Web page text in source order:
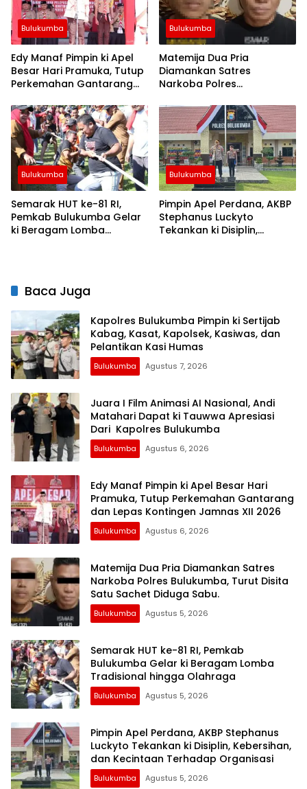
Bulukumba
Edy Manaf Pimpin ki Apel
Besar Hari Pramuka, Tutup
Perkemahan Gantarang
Jamnas XII 2026
Bulukumba
Matemija Dua Pria
Diamankan Satres
Narkoba Polres
Satu Sachet Diduga Sabu.
Bulukumba
Semarak HUT ke-81 RI,
Pemkab Bulukumba Gelar
ki Beragam Lomba
Bulukumba
Pimpin Apel Perdana, AKBP
Stephanus Luckyto
Tekankan ki Disiplin,
Baca Juga
Kapolres Bulukumba Pimpin ki Sertijab
Kabag, Kasat, Kapolsek, Kasiwas, dan
Pelantikan Kasi Humas
Bulukumba Agustus 7, 2026
Juara I Film Animasi AI Nasional, Andi
Matahari Dapat ki Tauwwa Apresiasi
Dari Kapolres Bulukumba
Bulukumba Agustus 6, 2026
Edy Manaf Pimpin ki Apel Besar Hari
Pramuka, Tutup Perkemahan Gantarang
dan Lepas Kontingen Jamnas XII 2026
Bulukumba Agustus 6, 2026
Matemija Dua Pria Diamankan Satres
Narkoba Polres Bulukumba, Turut Disita
Satu Sachet Diduga Sabu.
Bulukumba Agustus 5, 2026
Semarak HUT ke-81 RI, Pemkab
Bulukumba Gelar ki Beragam Lomba
Tradisional hingga Olahraga
Bulukumba Agustus 5, 2026
Pimpin Apel Perdana, AKBP Stephanus
Luckyto Tekankan ki Disiplin, Kebersihan,
dan Kecintaan Terhadap Organisasi
Bulukumba Agustus 5, 2026